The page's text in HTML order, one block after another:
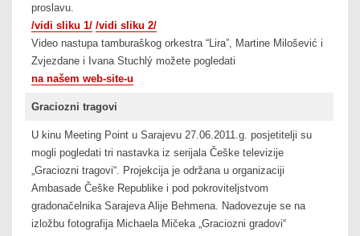
proslavu.
/vidi sliku 1/ /vidi sliku 2/
Video nastupa tamburaškog orkestra “Lira”, Martine Milošević i
Zvjezdane i Ivana Stuchlý možete pogledati
na našem web-site-u
Graciozni tragovi
U kinu Meeting Point u Sarajevu 27.06.2011.g. posjetitelji su
mogli pogledati tri nastavka iz serijala Češke televizije
„Graciozni tragovi“. Projekcija je održana u organizaciji
Ambasade Češke Republike i pod pokroviteljstvom
gradonačelnika Sarajeva Alije Behmena. Nadovezuje se na
izložbu fotografija Michaela Mičeka „Graciozni gradovi“